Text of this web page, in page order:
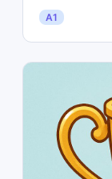
A1